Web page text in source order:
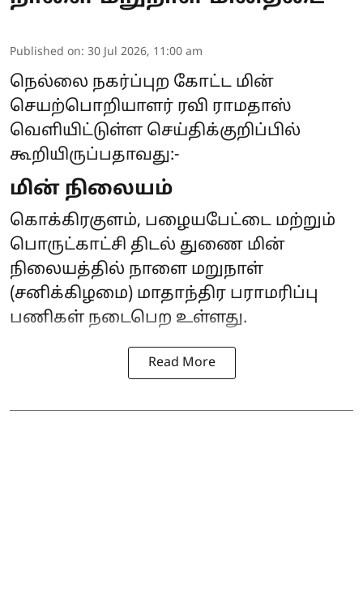
Published on: 30 Jul 2026, 11:00 am
நெல்லை நகர்ப்புற கோட்ட மின்
செயற்பொறியாளர் ரவி ராமதாஸ்
வெளியிட்டுள்ள செய்திக்குறிப்பில்
கூறியிருப்பதாவது:-
மின் நிலையம்
கொக்கிரகுளம், பழையபேட்டை மற்றும்
பொருட்காட்சி திடல் துணை மின்
நிலையத்தில் நாளை மறுநாள்
(சனிக்கிழமை) மாதாந்திர பராமரிப்பு
பணிகள் நடைபெற உள்ளது.
Read More